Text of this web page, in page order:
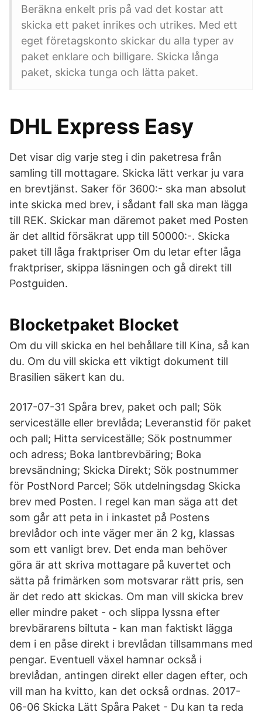
Beräkna enkelt pris på vad det kostar att
skicka ett paket inrikes och utrikes. Med ett
eget företagskonto skickar du alla typer av
paket enklare och billigare. Skicka långa
paket, skicka tunga och lätta paket.
DHL Express Easy
Det visar dig varje steg i din paketresa från
samling till mottagare. Skicka lätt verkar ju vara
en brevtjänst. Saker för 3600:- ska man absolut
inte skicka med brev, i sådant fall ska man lägga
till REK. Skickar man däremot paket med Posten
är det alltid försäkrat upp till 50000:-. Skicka
paket till låga fraktpriser Om du letar efter låga
fraktpriser, skippa läsningen och gå direkt till
Postguiden.
Blocketpaket Blocket
Om du vill skicka en hel behållare till Kina, så kan
du. Om du vill skicka ett viktigt dokument till
Brasilien säkert kan du.
2017-07-31 Spåra brev, paket och pall; Sök
serviceställe eller brevlåda; Leveranstid för paket
och pall; Hitta serviceställe; Sök postnummer
och adress; Boka lantbrevbäring; Boka
brevsändning; Skicka Direkt; Sök postnummer
för PostNord Parcel; Sök utdelningsdag Skicka
brev med Posten. I regel kan man säga att det
som går att peta in i inkastet på Postens
brevlådor och inte väger mer än 2 kg, klassas
som ett vanligt brev. Det enda man behöver
göra är att skriva mottagare på kuvertet och
sätta på frimärken som motsvarar rätt pris, sen
är det redo att skickas. Om man vill skicka brev
eller mindre paket - och slippa lyssna efter
brevbärarens biltuta - kan man faktiskt lägga
dem i en påse direkt i brevlådan tillsammans med
pengar. Eventuell växel hamnar också i
brevlådan, antingen direkt eller dagen efter, och
vill man ha kvitto, kan det också ordnas. 2017-
06-06 Skicka Lätt Spåra Paket - Du kan ta reda